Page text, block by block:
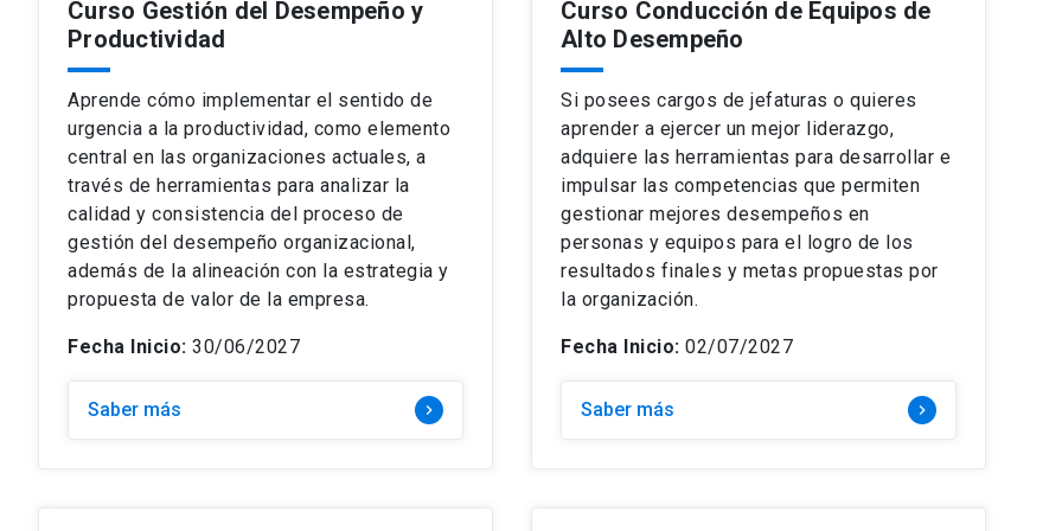
Curso Gestión del Desempeño y
Productividad
Aprende cómo implementar el sentido de
urgencia a la productividad, como elemento
central en las organizaciones actuales, a
través de herramientas para analizar la
calidad y consistencia del proceso de
gestión del desempeño organizacional,
además de la alineación con la estrategia y
propuesta de valor de la empresa.
Fecha Inicio: 30/06/2027
Saber más keyboard_arrow_right
Curso Conducción de Equipos de
Alto Desempeño
Si posees cargos de jefaturas o quieres
aprender a ejercer un mejor liderazgo,
adquiere las herramientas para desarrollar e
impulsar las competencias que permiten
gestionar mejores desempeños en
personas y equipos para el logro de los
resultados finales y metas propuestas por
la organización.
Fecha Inicio: 02/07/2027
Saber más keyboard_arrow_right